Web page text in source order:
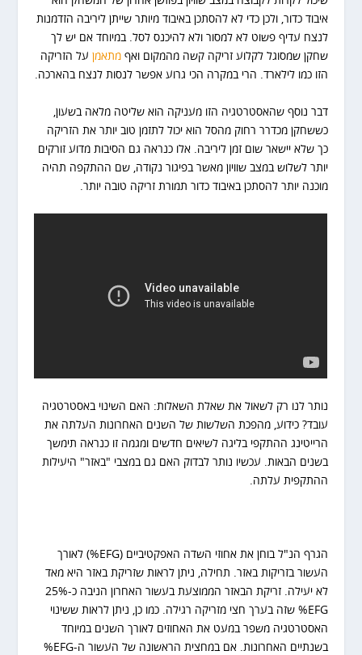
איבוד כדור, ולכן כדי לא להסתכן באיבוד מיותר שייתן ליריבה הזדמנות
לנצח עדיף פשוט לא למסור ולא להיכנס לסל. במיוחד אם יש לך
שחקן שמסוגל לקלוע זריקה קשה מהמקום ואףמתאמן על הזריקה
הזו כמו לילארד. הרי במקרה הכי גרוע אפשר לנסות לנצח בהארכה.
דבר נוסף שהאסטרטגיה הזו מעניקה הוא שליטה מלאה בשעון,
כששחקן מכדרר רחוק מהסל הוא יכול לתזמן טוב יותר את הזריקה
כך שלא יישאר שום זמן ליריבה. אלו כנראה גם הסיבות מדוע זורקים
יותר לשלוש במצב שוויון מאשר בפיגור נקודה, שם ההתקפה תהיה
מוכנה יותר להסתכן באיבוד כדור תמורת זריקה טובה יותר.
נותר לנו רק לשאול את שאלת השאלות: האם השינוי באסטרטגיה
עובד? כידוע, מהפכת השלשות של השנים האחרונות העלתה את
הרייטינג ההתקפי בליגה לשיאים חדשים ומגמה זו כנראה תימשך
בשנים הבאות. עכשיו נותר לבדוק האם גם במצבי "באזר" היעילות
ההתקפית עלתה.
הגרף הנ"ל בוחן את אחוזי השדה האפקטיביים (EFG%) לאורך
העשור בזריקות באזר. תחילה, ניתן לראות שזריקת באזר היא מאד
לא יעילה. זריקת הבאזר הממוצעת בעשור האחרון הניבה כ-25%
EFG% שזה בערך חצי מזריקה רגילה. כמו כן, ניתן לראות ששינוי
האסטרטגיה משפר במעט את האחוזים לאורך השנים במיוחד
בשנתיים האחרונות. אם במחצית הראשונה של העשור ה-EFG%